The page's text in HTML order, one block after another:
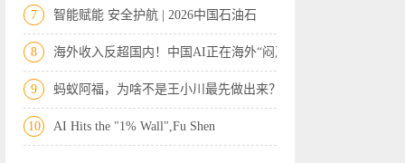
7 智能赋能 安全护航 | 2026中国石油石
8 海外收入反超国内！中国AI正在海外“闷声
9 蚂蚁阿福，为啥不是王小川最先做出来？
10 AI Hits the "1% Wall",Fu Shen